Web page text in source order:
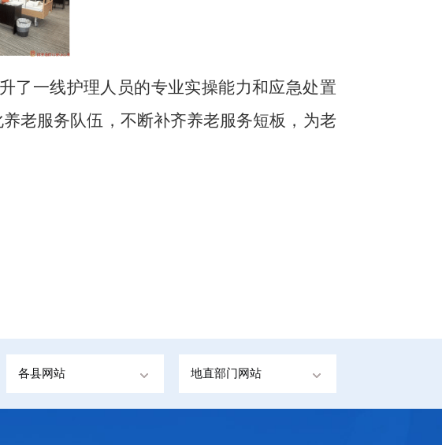
了一线护理人员的专业实操能力和应急处置
老服务队伍，不断补齐养老服务短板，为老
各县网站 地直部门网站